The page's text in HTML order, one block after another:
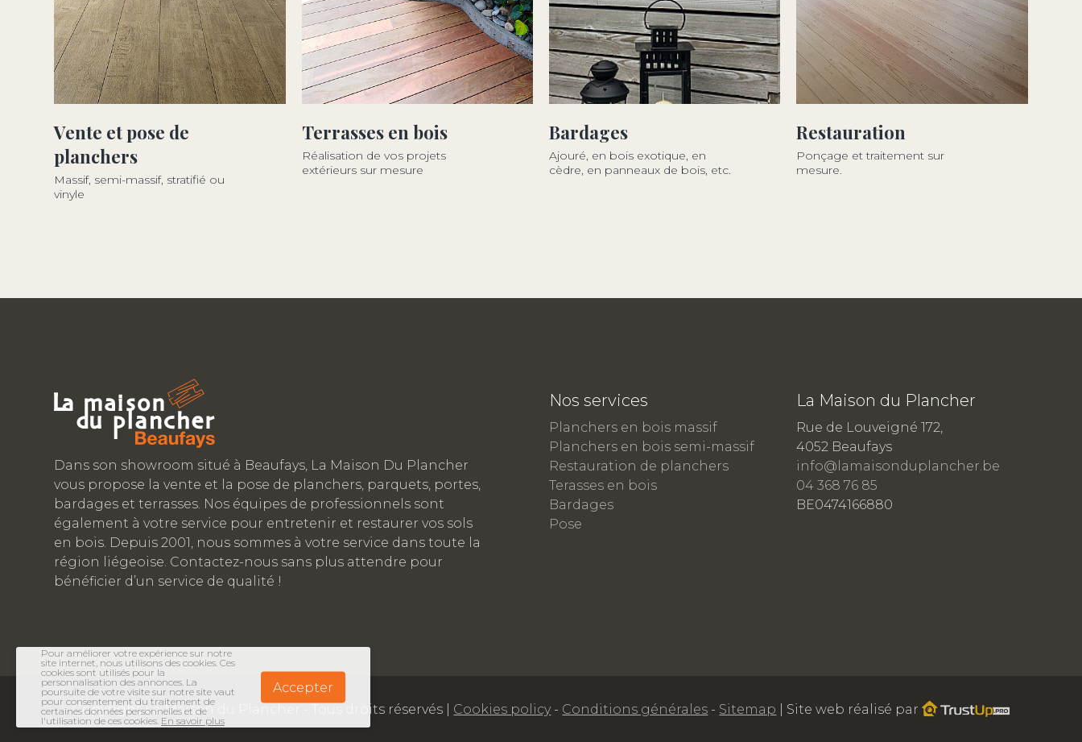
Vente et pose de
planchers
Massif, semi-massif, stratifié ou
vinyle
Terrasses en bois
Réalisation de vos projets
extérieurs sur mesure
Bardages
Ajouré, en bois exotique, en
cèdre, en panneaux de bois, etc.
Restauration
Ponçage et traitement sur
mesure.
Dans son showroom situé à Beaufays, La Maison Du Plancher
vous propose la vente et la pose de planchers, parquets, portes,
bardages et terrasses. Nos équipes de professionnels sont
également à votre service pour entretenir et restaurer vos sols
en bois. Depuis 2001, nous sommes à votre service dans toute la
région liégeoise. Contactez-nous sans plus attendre pour
bénéficier d’un service de qualité !
Nos services
Planchers en bois massif
Planchers en bois semi-massif
Restauration de planchers
Terasses en bois
Bardages
Pose
La Maison du Plancher
Rue de Louveigné 172,
4052 Beaufays
info@lamaisonduplancher.be
04 368 76 85
BE0474166880
Copyright La Maison du Plancher - Tous droits réservés | Cookies policy- Conditions générales - Sitemap | Site web réalisé par
Pour améliorer votre expérience sur notre
site internet, nous utilisons des cookies. Ces
cookies sont utilisés pour la
personnalisation des annonces. La
poursuite de votre visite sur notre site vaut
pour consentement du traitement de
certaines données personnelles et de
l'utilisation de ces cookies. En savoir plus
Accepter